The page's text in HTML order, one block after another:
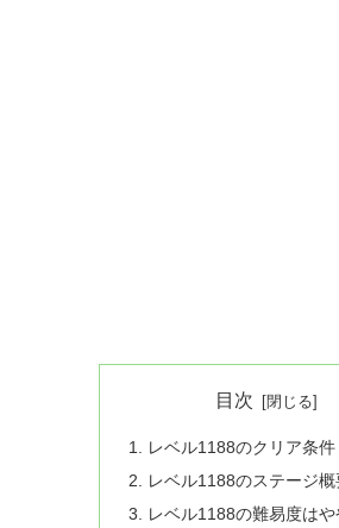
目次
レベル1188のクリア条件
レベル1188のステージ概
レベル1188の難易度は